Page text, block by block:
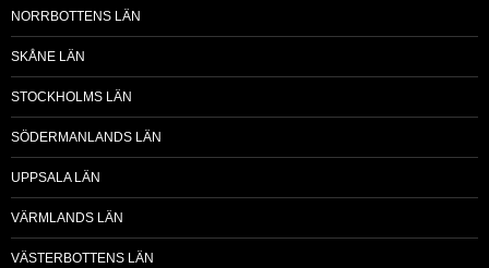
NORRBOTTENS LÄN
SKÅNE LÄN
STOCKHOLMS LÄN
SÖDERMANLANDS LÄN
UPPSALA LÄN
VÄRMLANDS LÄN
VÄSTERBOTTENS LÄN